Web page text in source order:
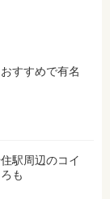
すすめで有名
駅周辺のコイ
も